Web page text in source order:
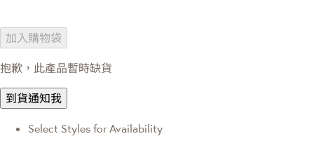
加入購物袋
抱歉，此產品暫時缺貨
到貨通知我
Select Styles for Availability